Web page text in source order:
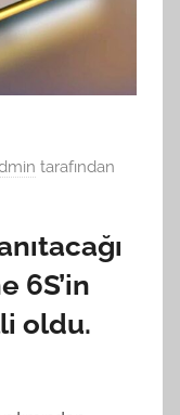
tarafından
6S’in
oldu.